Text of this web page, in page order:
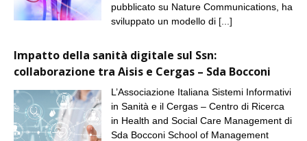
pubblicato su Nature Communications, ha
sviluppato un modello di [...]
Impatto della sanità digitale sul Ssn:
collaborazione tra Aisis e Cergas – Sda Bocconi
L’Associazione Italiana Sistemi Informativi
in Sanità e il Cergas – Centro di Ricerca
in Health and Social Care Management di
Sda Bocconi School of Management